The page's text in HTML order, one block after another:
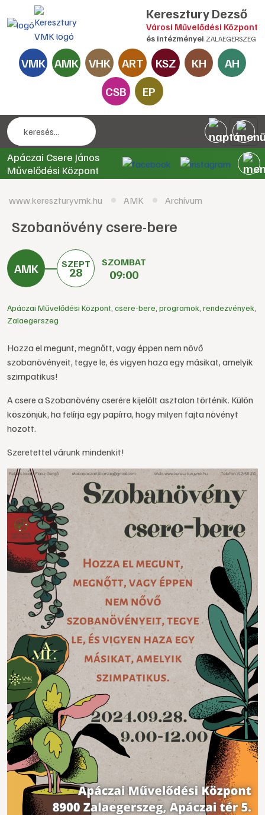
Keresztury Dezső
Városi Művelődési Központ
és intézményei ZALAEGERSZEG
VMK AMK VHK ART KSZ KH
AH
CSB
EP
Apáczai Csere János
Művelődési Központ
www.kereszturyvmk.hu AMK Archívum
Szobanövény csere-bere
SZEPT
28
SZOMBAT
09:00
Apáczai Művelődési Központ csere-bere programok rendezvények
Zalaegerszeg
Hozza el megunt, megnőtt, vagy éppen nem növő
szobanövényeit, tegye le, és vigyen haza egy másikat, amelyik
szimpatikus!
A csere a Szobanövény cserére kijelölt asztalon történik. Külön
köszönjük, ha felírja egy papírra, hogy milyen fajta növényt
hozott.
Szeretettel várunk mindenkit!